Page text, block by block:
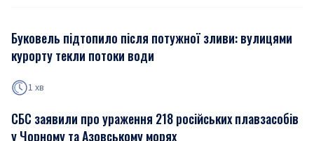
Буковель підтопило після потужної зливи: вулицями
курорту текли потоки води
1 хв
СБС заявили про ураження 218 російських плавзасобів
у Чорному та Азовському морях